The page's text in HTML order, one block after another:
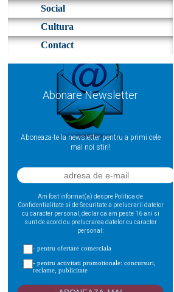
Social
Cultura
Contact
Abonare Newsletter
Aboneaza-te la newsletter pentru a primi cele
mai noi stiri!
Am fost informat(a) despre Politica de
Confidentialitate si de Securitate a prelucrarii datelor
cu caracter personal, declar ca am peste 16 ani si
sunt de acord cu prelucrarea datelor cu caracter
personal:
- pentru ofertare comerciala
- pentru activitati promotionale: concursuri,
reclame, publicitate